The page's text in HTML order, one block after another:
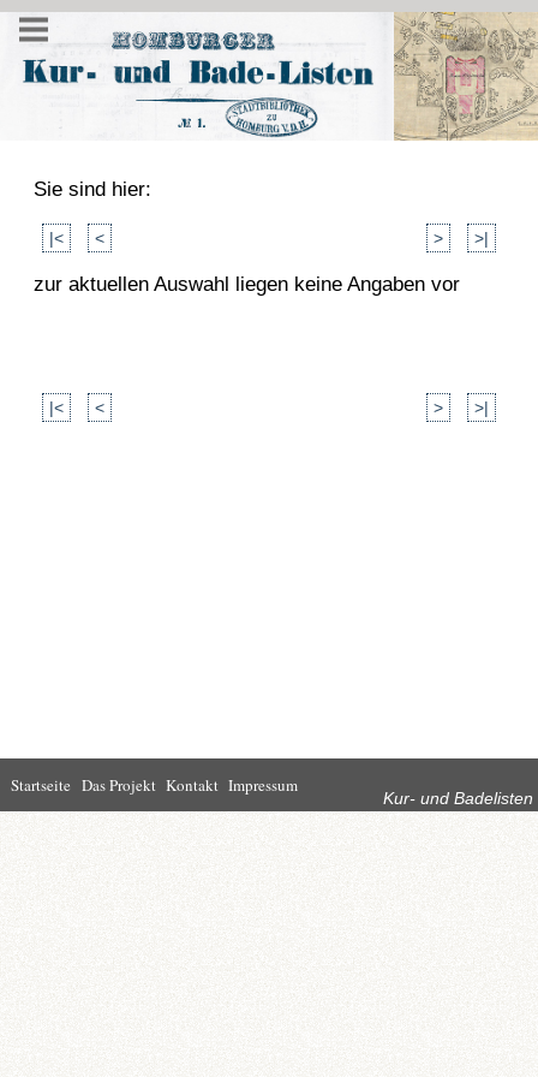
Sie sind hier:
|< < > >|
zur aktuellen Auswahl liegen keine Angaben vor
|< < > >|
Startseite
Leben in Bad
Homburg
Rathaus
Kultur Wirtschaft
Kur und
Tourismus
Kur- und Badelisten
Startseite Das Projekt Kontakt Impressum